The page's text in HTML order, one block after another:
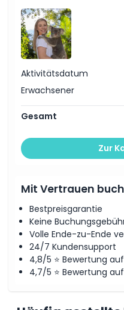
Aktivitätsdatum
Erwachsener
Gesamt
Zur
Mit Vertrauen
Bestpreisgarantie
Keine
Volle Ende-zu-Ende
24/7 Kundensupport
4,8/5 ⭐ Bewertung
4,7/5 ⭐ Bewertung